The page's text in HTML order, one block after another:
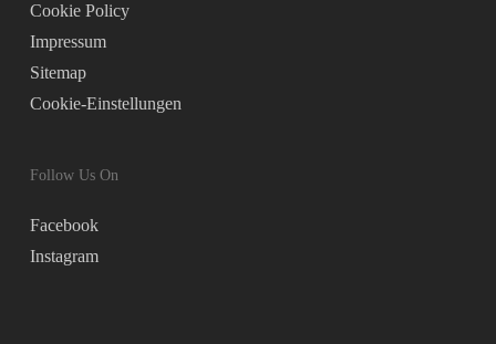
Cookie Policy
Impressum
Sitemap
Cookie-Einstellungen
Follow Us On
Facebook
Instagram